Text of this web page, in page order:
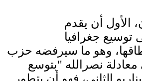
الأول أن يقدم
توسيع جغرافيا
وهو ما سيرفضه حزب
معادلة نصرالله "بتوسع
الثاني، فهو أن يتطور